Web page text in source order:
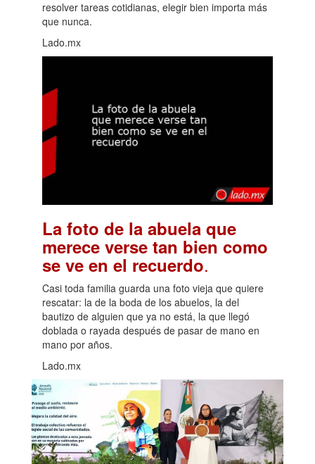
resolver tareas cotidianas, elegir bien importa más
que nunca.
Lado.mx
La foto de la abuela que
merece verse tan bien como
se ve en el recuerdo.
Casi toda familia guarda una foto vieja que quiere
rescatar: la de la boda de los abuelos, la del
bautizo de alguien que ya no está, la que llegó
doblada o rayada después de pasar de mano en
mano por años.
Lado.mx